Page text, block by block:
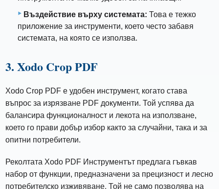
Въздействие върху системата: Това е тежко
приложение за инструменти, което често забавя
системата, на която се използва.
3. Xodo Crop PDF
Xodo Crop PDF е удобен инструмент, когато става
въпрос за изрязване PDF документи. Той успява да
балансира функционалност и лекота на използване,
което го прави добър избор както за случайни, така и за
опитни потребители.
Реколтата Xodo PDF Инструментът предлага гъвкав
набор от функции, предназначени за прецизност и лесно
потребителско изживяване. Той не само позволява на